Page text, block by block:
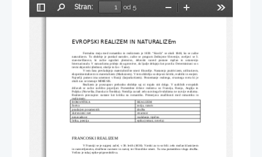
Preklopi
Stran:
od 5
Pomanjšaj
EVROPSKI REALIZEM IN NATURALIZEm
Formalna meja med romantiko in realizmom je 1830. “Konča” se okoli 1848, ko se začne
naturalizem. To obdobje je pomlad narodov, začne se program Zedinjene Slovenije, uveljavi se 3.
stan-meščansvo,   ki   začne   ogrožati   plemstvo,   delavski   razred   postane   mpčan   in   ustanovijo
Internacionalo. V naturalizmu pridejo do ugotovitve, da ljudje delujejo kot pravila: Determinirani so s
tremi dejavniki (dednost, okolje in čas - Taine).
V tem času prevladujejo materialistične smeri filozofije. Nastanejo pozitivizem, utilitarizem,
eksperimentalizem in materializem (Marksizem). V tem obdobju so dejavni kritiki, realitiki in esejisti.
Največji pomen ima umetnost v Rusiji (larpurlartizem). Posnemanje realnega, stvarnega sveta ki je
okoli nas se imenuje MIMESIS.
Realizem je pravzaprav prehodno obdobje saj ni trajalo niti dolgo. V različnih evropskih
državah se začne različno pojavljati. Pomembne države realizma  so: Francija, Rusija, Anglija in
Poljska (Norveška, Danska in Švedska). Nemčija zaradi zelo razvitega fevdalizma ne razvije realizma.
Realizem  pravzaprav nastane kot kritika na romantiko.  Primerjava  značilnosti  med romantiko in
realizmom:
ROMANTIKA
REALIZEM
čustva
racija, razum
poudarjen posameznik
družba
skrivnostni svet
stvarnost
nenavadnost
vsakdanje, tipično
lirika, poezija
epika (roman, novela)
FRANCOSKI REALIZEM
V Franciji se je najprej začel, v 30. letih (1830). Vzroki za to so bili: zelo močan klasicizem
in razsvetljenstvo, družbene razmere in razvoj ter filozofske smeri. Tu ima pomembno vlogo družba.
Večino je tukaj epike-pripovedništva.